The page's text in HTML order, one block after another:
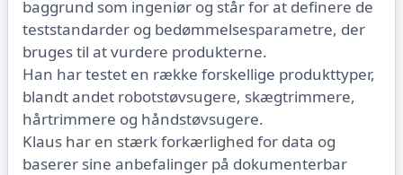
baggrund som ingeniør og står for at definere de
teststandarder og bedømmelsesparametre, der
bruges til at vurdere produkterne.
Han har testet en række forskellige produkttyper,
blandt andet robotstøvsugere, skægtrimmere,
hårtrimmere og håndstøvsugere.
Klaus har en stærk forkærlighed for data og
baserer sine anbefalinger på dokumenterbar